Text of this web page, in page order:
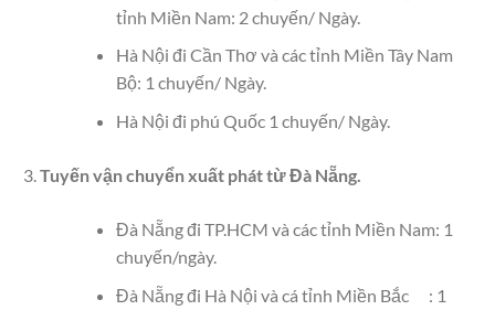
tỉnh Miền Nam: 2 chuyến/ Ngày.
Hà Nội đi Cần Thơ và các tỉnh Miền Tây Nam
Bộ: 1 chuyến/ Ngày.
Hà Nội đi phú Quốc 1 chuyến/ Ngày.
Tuyến vận chuyển xuất phát từ Đà Nẵng.
Đà Nẵng đi TP.HCM và các tỉnh Miền Nam: 1
chuyến/ngày.
Đà Nẵng đi Hà Nội và cá tỉnh Miền Bắc : 1